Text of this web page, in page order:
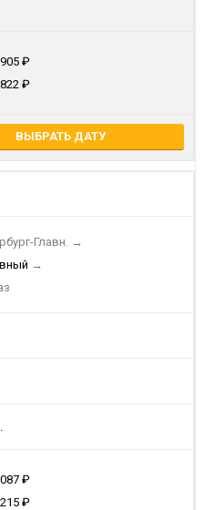
ВЫБРАТЬ ДАТУ
Главн. →
→